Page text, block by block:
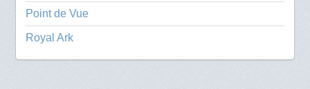
Point de Vue
Royal Ark